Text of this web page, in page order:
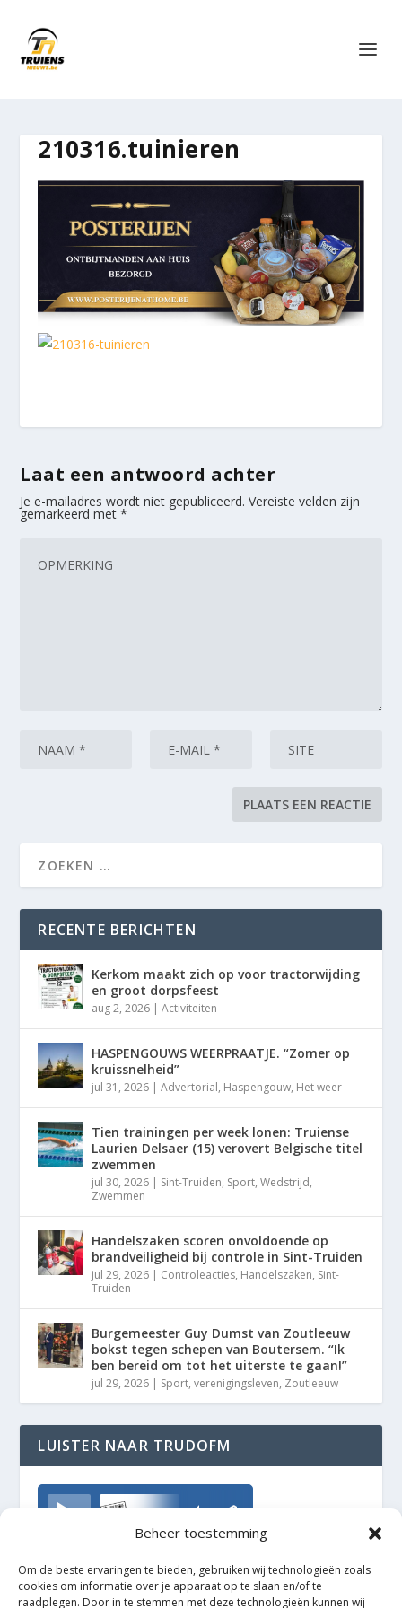
Beheer toestemming
Om de beste ervaringen te bieden, gebruiken wij technologieën zoals
cookies om informatie over je apparaat op te slaan en/of te
raadplegen. Door in te stemmen met deze technologieën kunnen wij
210316.tuinieren
Laat een antwoord achter
Je e-mailadres wordt niet gepubliceerd. Vereiste velden zijn
gemarkeerd met*
RECENTE BERICHTEN
Kerkom maakt zich op voor tractorwijding
en groot dorpsfeest
aug 2, 2026 |Activiteiten
HASPENGOUWS WEERPRAATJE. “Zomer op
kruissnelheid”
jul 31, 2026 |Advertorial, Haspengouw, Het weer
Tien trainingen per week lonen: Truiense
Laurien Delsaer (15) verovert Belgische titel
zwemmen
jul 30, 2026 | Sint-Truiden, Sport,Wedstrijd,
Zwemmen
Handelszaken scoren onvoldoende op
brandveiligheid bij controle in Sint-Truiden
jul 29, 2026 | Controleacties, Handelszaken, Sint-
Truiden
Burgemeester Guy Dumst van Zoutleeuw
bokst tegen schepen van Boutersem. “Ik
ben bereid om tot het uiterste te gaan!”
jul 29, 2026 | Sport,verenigingsleven, Zoutleeuw
LUISTER NAAR TRUDOFM
TrudoFM